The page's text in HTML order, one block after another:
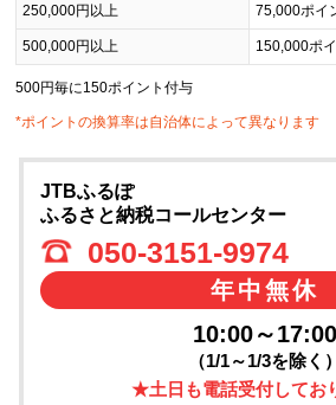
250,000円以上 75,000ポイ
500,000円以上 150,000ポ
500円毎に150ポイント付与
*ポイントの換算率は自治体によって異なります
JTBふるぽ
ふるさと納税コールセンター
050-3151-9974
年中無休
10:00～17:00
（1/1～1/3を除く）
★土日も電話受付してお